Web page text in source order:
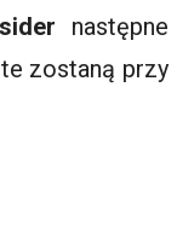
następne
zostaną przy